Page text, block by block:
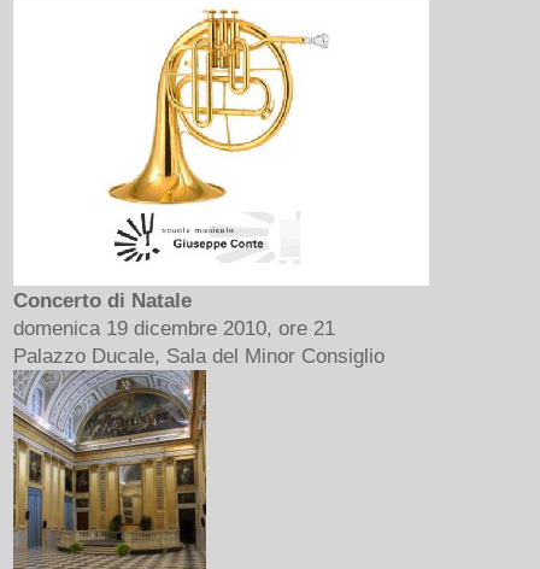
Concerto di Natale
domenica 19 dicembre 2010, ore 21
Palazzo Ducale, Sala del Minor Consiglio